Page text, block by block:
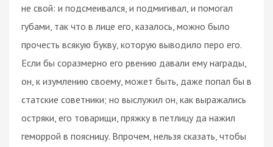
не свой: и подсмеивался, и подмигивал, и помогал
губами, так что в лице его, казалось, можно было
прочесть всякую букву, которую выводило перо его.
Если бы соразмерно его рвению давали ему награды,
он, к изумлению своему, может быть, даже попал бы в
статские советники; но выслужил он, как выражались
остряки, его товарищи, пряжку в петлицу да нажил
геморрой в поясницу. Впрочем, нельзя сказать, чтобы